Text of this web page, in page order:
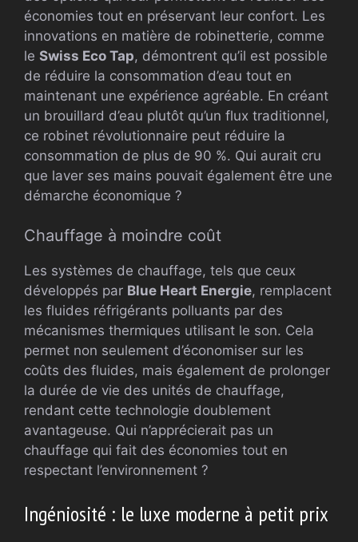
économies tout en préservant leur confort. Les
innovations en matière de robinetterie, comme
le Swiss Eco Tap, démontrent qu’il est possible
de réduire la consommation d’eau tout en
maintenant une expérience agréable. En créant
un brouillard d’eau plutôt qu’un flux traditionnel,
ce robinet révolutionnaire peut réduire la
consommation de plus de 90 %. Qui aurait cru
que laver ses mains pouvait également être une
démarche économique ?
Chauffage à moindre coût
Les systèmes de chauffage, tels que ceux
développés par Blue Heart Energie, remplacent
les fluides réfrigérants polluants par des
mécanismes thermiques utilisant le son. Cela
permet non seulement d’économiser sur les
coûts des fluides, mais également de prolonger
la durée de vie des unités de chauffage,
rendant cette technologie doublement
avantageuse. Qui n’apprécierait pas un
chauffage qui fait des économies tout en
respectant l’environnement ?
Ingéniosité : le luxe moderne à petit prix